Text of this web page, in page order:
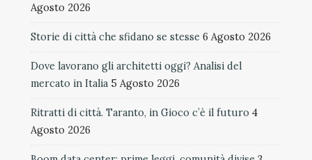
Agosto 2026
Storie di città che sfidano se stesse 6 Agosto 2026
Dove lavorano gli architetti oggi? Analisi del
mercato in Italia 5 Agosto 2026
Ritratti di città. Taranto, in Gioco c’è il futuro 4
Agosto 2026